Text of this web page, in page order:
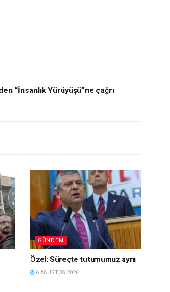
“İnsanlık Yürüyüşü”ne çağrı
GÜNDEM
Özel: Süreçte tutumumuz aynı
6 AĞUSTOS 2026